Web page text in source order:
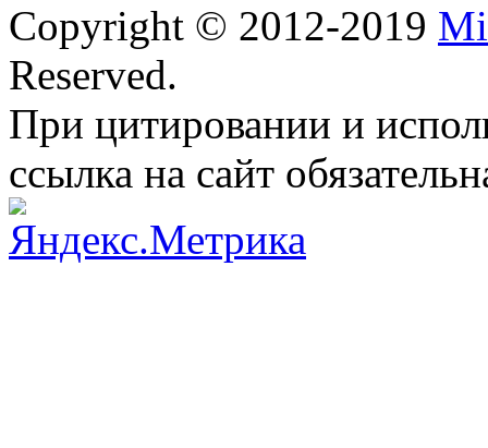
Copyright © 2012-2019
Reserved.
При цитировании и
ссылка на сайт